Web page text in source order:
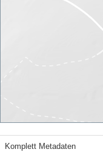
Komplett Metadaten